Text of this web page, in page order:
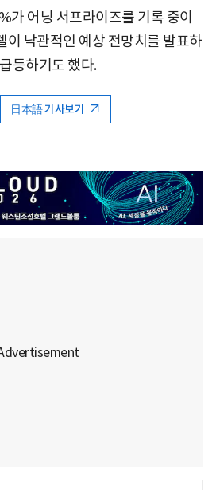
가 어닝 서프라이즈를 기록 중이
이 낙관적인 예상 전망치를 발표하
등하기도 했다.
日本語 기사보기